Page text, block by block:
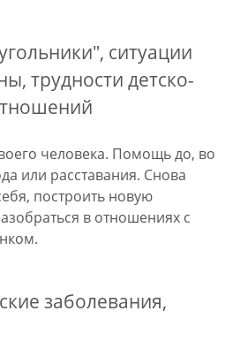
ситуации
трудности детско-
человека. Помощь до, во
или расставания. Снова
построить новую
в отношениях с
заболевания,